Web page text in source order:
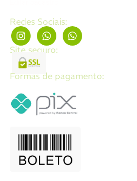
Redes Sociais:
Site seguro:
Formas de pagamento: